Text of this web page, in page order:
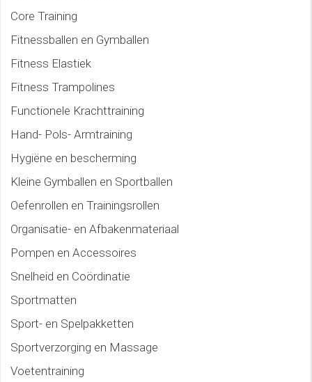
Core Training
Fitnessballen en Gymballen
Fitness Elastiek
Fitness Trampolines
Functionele Krachttraining
Hand- Pols- Armtraining
Hygiëne en bescherming
Kleine Gymballen en Sportballen
Oefenrollen en Trainingsrollen
Organisatie- en Afbakenmateriaal
Pompen en Accessoires
Snelheid en Coördinatie
Sportmatten
Sport- en Spelpakketten
Sportverzorging en Massage
Voetentraining